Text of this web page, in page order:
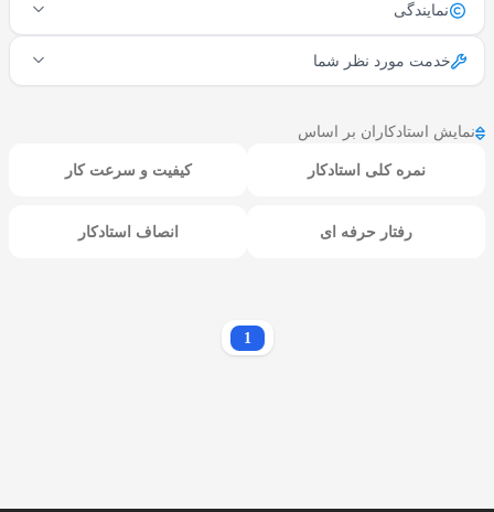
نمایندگی
خدمت مورد نظر شما
نمایش استادکاران بر اساس
نمره کلی استادکار کیفیت و سرعت کار
رفتار حرفه ای انصاف استادکار
1